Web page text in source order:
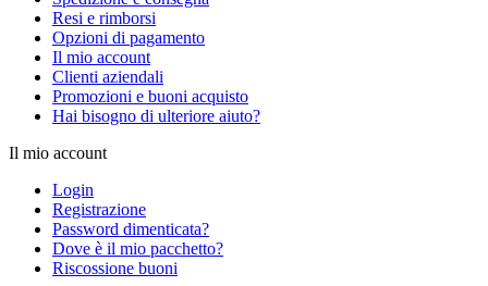
Resi e rimborsi
Opzioni di pagamento
Il mio account
Clienti aziendali
Promozioni e buoni acquisto
Hai bisogno di ulteriore aiuto?
Il mio account
Login
Registrazione
Password dimenticata?
Dove è il mio pacchetto?
Riscossione buoni